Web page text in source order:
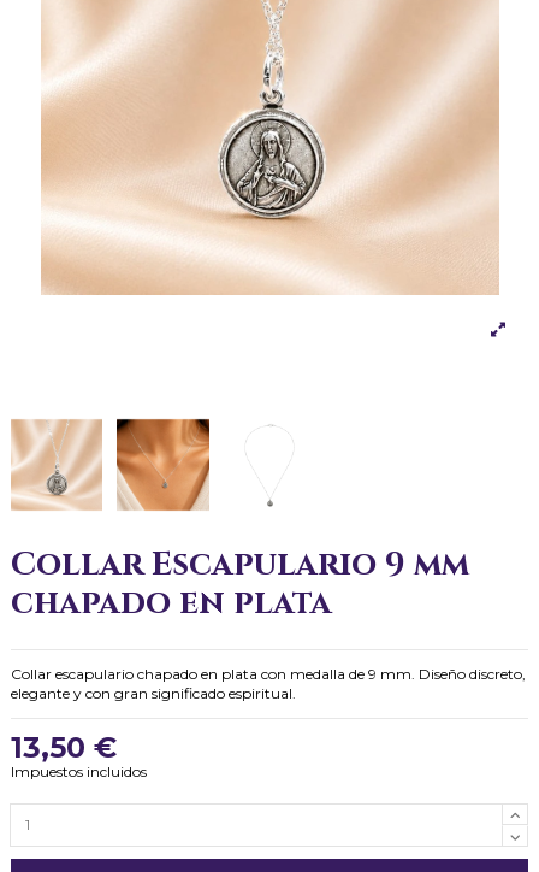
Collar Escapulario 9 mm
chapado en plata
Collar escapulario chapado en plata con medalla de 9 mm. Diseño discreto,
elegante y con gran significado espiritual.
13,50 €
Impuestos incluidos